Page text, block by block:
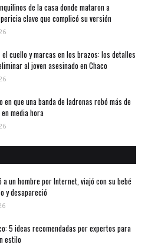
de la casa donde mataron a
clave que complicó su versión
el cuello y marcas en los brazos: los detalles
al joven asesinado en Chaco
en que una banda de ladronas robó más de
media hora
a un hombre por Internet, viajó con su bebé
y desapareció
5 ideas recomendadas por expertos para
estilo